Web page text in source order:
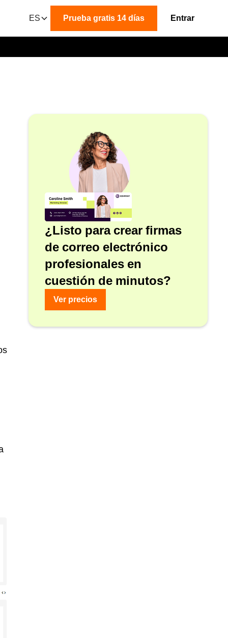
ES Prueba gratis 14 días Entrar
¿Listo para crear firmas
de correo electrónico
profesionales en
cuestión de minutos?
Ver precios